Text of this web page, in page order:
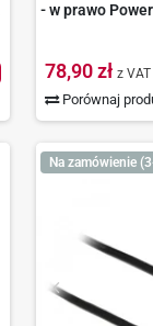
- w prawo
78,90 zł z VAT
Porównaj
Na zamówienie